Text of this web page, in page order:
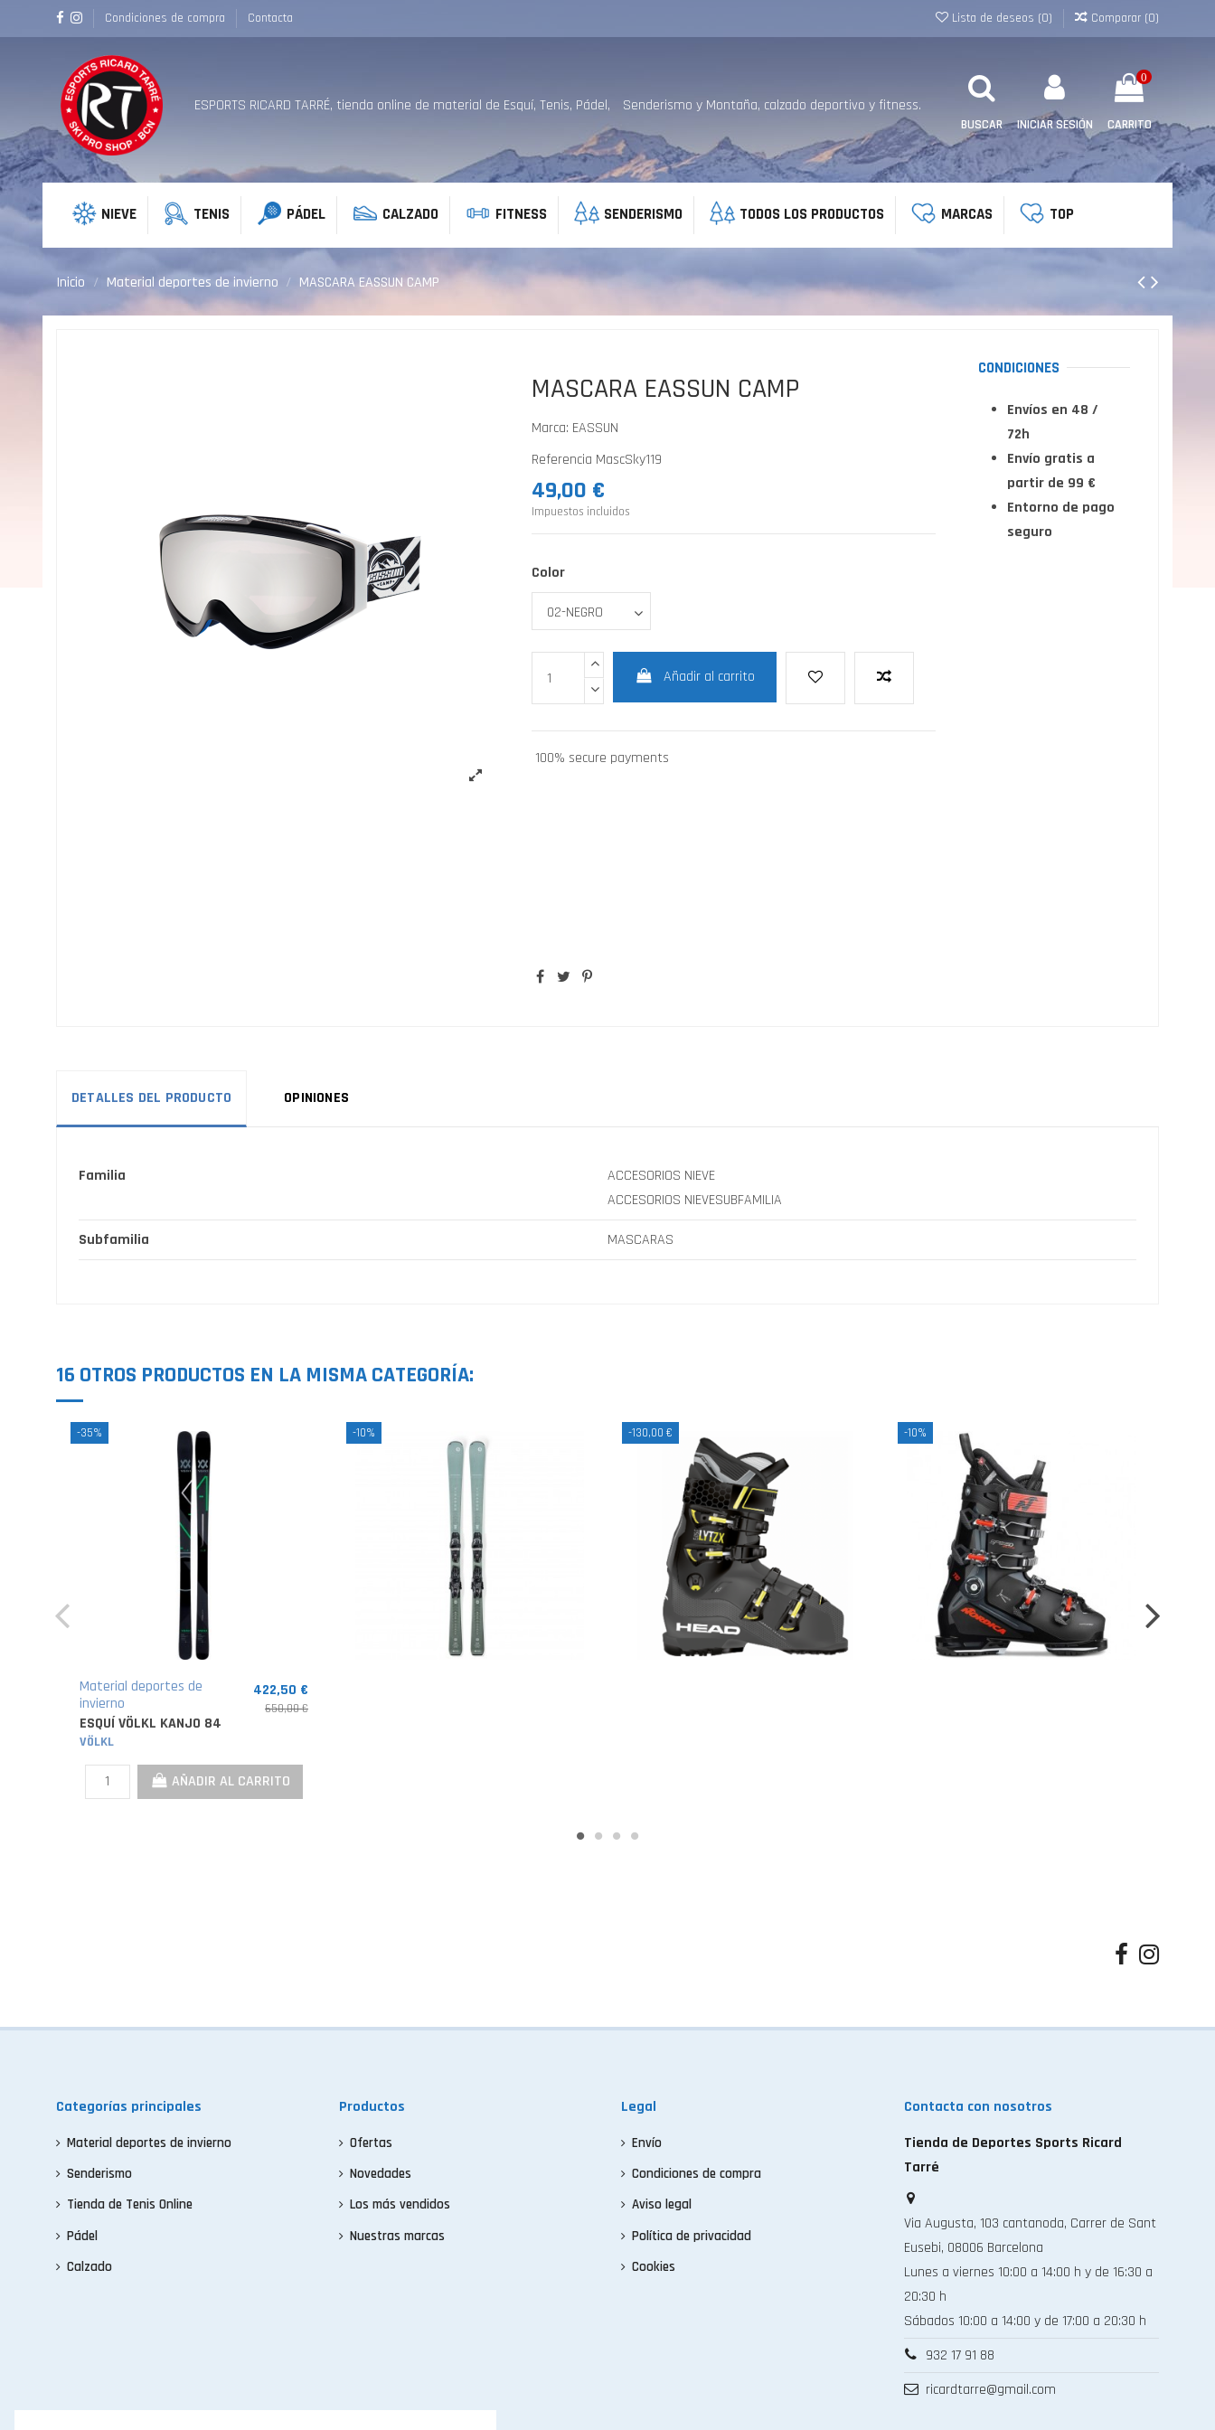
Condiciones de compra Contacta Lista de deseos (0) Comparar (0)
ESPORTS RICARD TARRÉ, tienda online de material de Esquí, Tenis, Pádel, Senderismo y Montaña, calzado deportivo y fitness.
BUSCAR INICIAR SESIÓN
0
CARRITO
NIEVE TENIS PÁDEL CALZADO FITNESS SENDERISMO TODOS LOS PRODUCTOS MARCAS TOP
Inicio Material deportes de invierno MASCARA EASSUN CAMP
MASCARA EASSUN CAMP
Marca: EASSUN
Referencia MascSky119
49,00 €
Impuestos incluidos
Color
Añadir al carrito
100% secure payments
CONDICIONES
Envíos en 48 /
72h
Envío gratis a
partir de 99 €
Entorno de pago
seguro
DETALLES DEL PRODUCTO OPINIONES
Familia
ACCESORIOS NIEVE
ACCESORIOS NIEVESUBFAMILIA
Subfamilia MASCARAS
16 OTROS PRODUCTOS EN LA MISMA CATEGORÍA:
-35%
Material deportes de
invierno
ESQUÍ VÖLKL KANJO 84
VÖLKL
422,50 €
650,00 €
AÑADIR AL CARRITO
-10% -130,00 € -10%
Categorías principales
Material deportes de invierno
Senderismo
Tienda de Tenis Online
Pádel
Calzado
Productos
Ofertas
Novedades
Los más vendidos
Nuestras marcas
Legal
Envío
Condiciones de compra
Aviso legal
Política de privacidad
Cookies
Contacta con nosotros
Tienda de Deportes Sports Ricard
Tarré
Via Augusta, 103 cantanoda, Carrer de Sant
Eusebi, 08006 Barcelona
Lunes a viernes 10:00 a 14:00 h y de 16:30 a
20:30 h
Sábados 10:00 a 14:00 y de 17:00 a 20:30 h
932 17 91 88
ricardtarre@gmail.com